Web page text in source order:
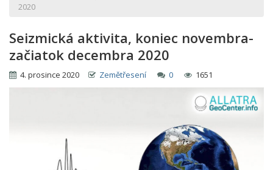
2020
Seizmická aktivita, koniec novembra-
začiatok decembra 2020
4. prosince 2020 Zemětřesení 0 1651